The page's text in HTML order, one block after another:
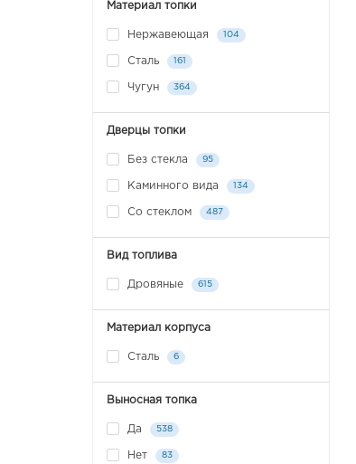
Материал топки
Нержавеющая 104
Сталь 161
Чугун 364
Дверцы топки
Без стекла 95
Каминного вида 134
Со стеклом 487
Вид топлива
Дровяные 615
Материал корпуса
Сталь 6
Выносная топка
Да 538
Нет 83